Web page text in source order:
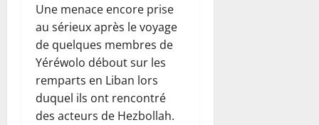
Une menace encore prise
au sérieux après le voyage
de quelques membres de
Yéréwolo débout sur les
remparts en Liban lors
duquel ils ont rencontré
des acteurs de Hezbollah.